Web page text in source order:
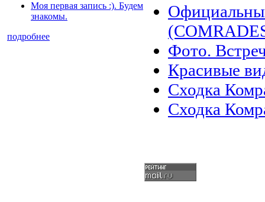
Моя первая запись :). Будем
знакомы.
подробнее
Фото.
Красивые
Сходка
Сходка